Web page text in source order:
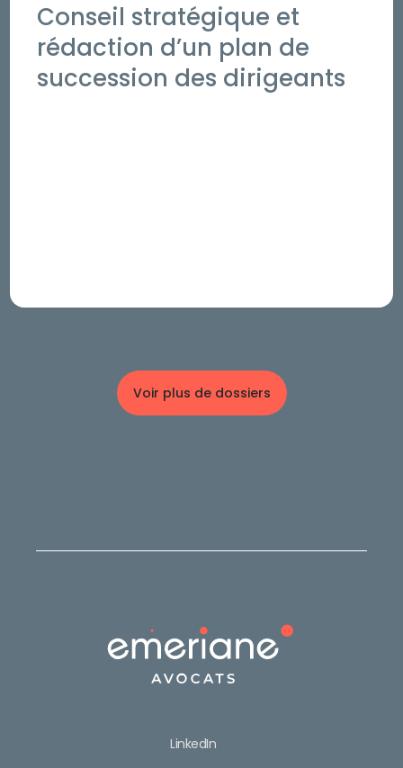
Conseil stratégique et
rédaction d’un plan de
succession des dirigeants
Voir plus de dossiers
LinkedIn